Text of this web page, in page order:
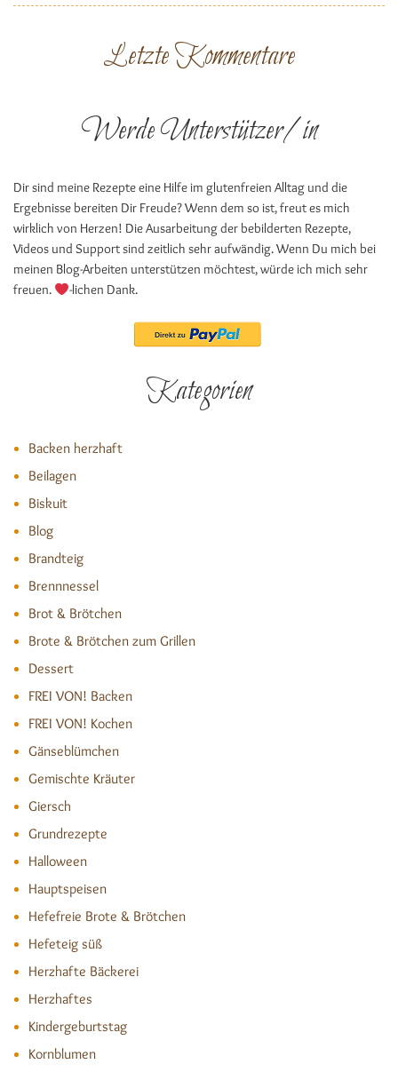
Letzte Kommentare
Werde Unterstützer/in
Dir sind meine Rezepte eine Hilfe im glutenfreien Alltag und die
Ergebnisse bereiten Dir Freude? Wenn dem so ist, freut es mich
wirklich von Herzen! Die Ausarbeitung der bebilderten Rezepte,
Videos und Support sind zeitlich sehr aufwändig. Wenn Du mich bei
meinen Blog-Arbeiten unterstützen möchtest, würde ich mich sehr
freuen.
-lichen Dank.
Kategorien
Backen herzhaft
Beilagen
Biskuit
Blog
Brandteig
Brennnessel
Brot & Brötchen
Brote & Brötchen zum Grillen
Dessert
FREI VON! Backen
FREI VON! Kochen
Gänseblümchen
Gemischte Kräuter
Giersch
Grundrezepte
Halloween
Hauptspeisen
Hefefreie Brote & Brötchen
Hefeteig süß
Herzhafte Bäckerei
Herzhaftes
Kindergeburtstag
Kornblumen